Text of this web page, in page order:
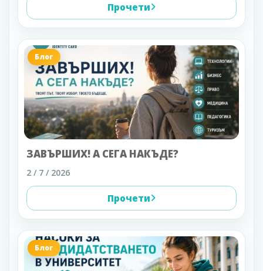
Прочети
Блог
ЗАВЪРШИХ! А СЕГА НАКЪДЕ?
2 / 7 / 2026
Прочети
Блог